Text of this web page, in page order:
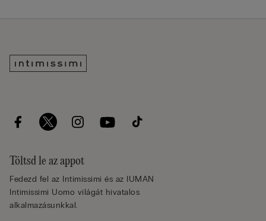
Töltsd le az appot
Fedezd fel az Intimissimi és az IUMAN
Intimissimi Uomo világát hivatalos
alkalmazásunkkal.